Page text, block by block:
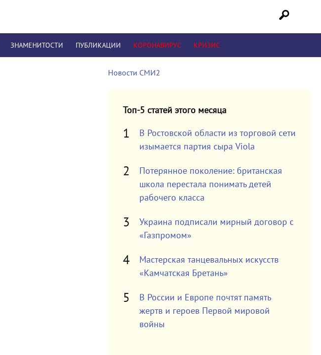
ЗНАМЕНИТОСТИ ПУБЛИКАЦИИ КОРОНАВИРУС КРИЗИС
Новости СМИ2
Топ-5 статей этого месяца
В Ростовской области из торговой сети
изымается партия сыра Viola
Потерянное поколение: британская
школа перестала понимать детей
рабочего класса
Украина подписали мирный договор с
«Газпромом»
Мастерская танцевальных искусств
«Камчатская Бретань»
В России и Европе почтят память
жертв и героев Первой мировой
войны